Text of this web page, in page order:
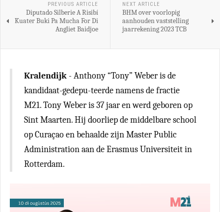
PREVIOUS ARTICLE
Diputado Silberie A Risibí
Kuater Buki Pa Mucha For Di
Angliet Baidjoe
NEXT ARTICLE
BHM over voorlopig
aanhouden vaststelling
jaarrekening 2023 TCB
Kralendijk - Anthony “Tony” Weber is de
kandidaat-gedepu-teerde namens de fractie
M21. Tony Weber is 37 jaar en werd geboren op
Sint Maarten. Hij doorliep de middelbare school
op Curaçao en behaalde zijn Master Public
Administration aan de Erasmus Universiteit in
Rotterdam.